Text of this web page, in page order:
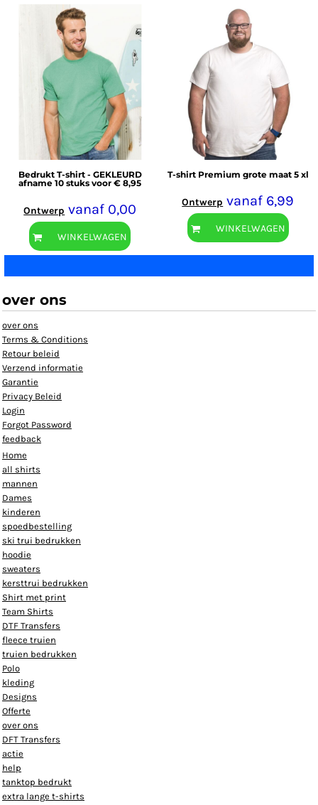
Bedrukt T-shirt - GEKLEURD
afname 10 stuks voor € 8,95
Ontwerp vanaf 0,00
WINKELWAGEN
T-shirt Premium grote maat 5 xl
Ontwerp vanaf 6,99
WINKELWAGEN
over ons
over ons
Terms & Conditions
Retour beleid
Verzend informatie
Garantie
Privacy Beleid
Login
Forgot Password
feedback
Home
all shirts
mannen
Dames
kinderen
spoedbestelling
ski trui bedrukken
hoodie
sweaters
kersttrui bedrukken
Shirt met print
Team Shirts
DTF Transfers
fleece truien
truien bedrukken
Polo
kleding
Designs
Offerte
over ons
DFT Transfers
actie
help
tanktop bedrukt
extra lange t-shirts